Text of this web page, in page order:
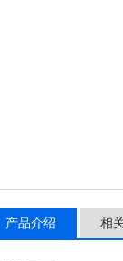
产品介绍 相